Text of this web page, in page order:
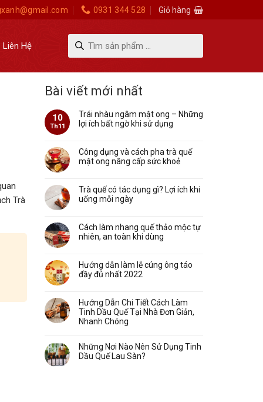
0931 344 528 Giỏ hàng
Liên Hệ
Tìm
kiếm
phẩm
Trà
Bài viết mới nhất
10
Th11
Trái nhàu ngâm mật ong – Những
lợi ích bất ngờ khi sử dụng
Công dụng và cách pha trà quế
mật ong nâng cấp sức khoẻ
Trà quế có tác dụng gì? Lợi ích khi
uống mỗi ngày
Cách làm nhang quế thảo mộc tự
nhiên, an toàn khi dùng
Hướng dẫn làm lễ cúng ông táo
đầy đủ nhất 2022
Hướng Dẫn Chi Tiết Cách Làm
Tinh Dầu Quế Tại Nhà Đơn Giản,
Nhanh Chóng
Những Nơi Nào Nên Sử Dụng Tinh
Dầu Quế Lau Sàn?